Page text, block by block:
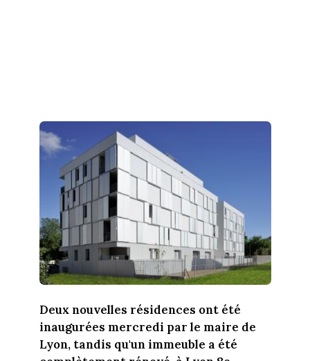
Deux nouvelles résidences ont été
inaugurées mercredi par le maire de
Lyon, tandis qu'un immeuble a été